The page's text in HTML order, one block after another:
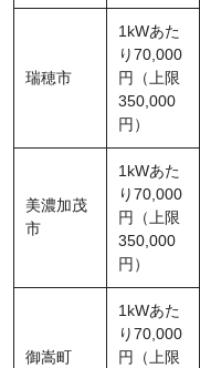
瑞穂市
1kWあた
り70,000
円（上限
350,000
円）
美濃加茂
市
1kWあた
り70,000
円（上限
350,000
円）
御嵩町
1kWあた
り70,000
円（上限